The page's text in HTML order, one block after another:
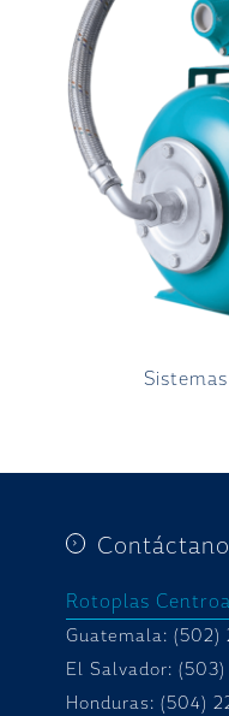
Rotoplas
Guatemala: (502)
El Salvador: (503)
Honduras: (504)